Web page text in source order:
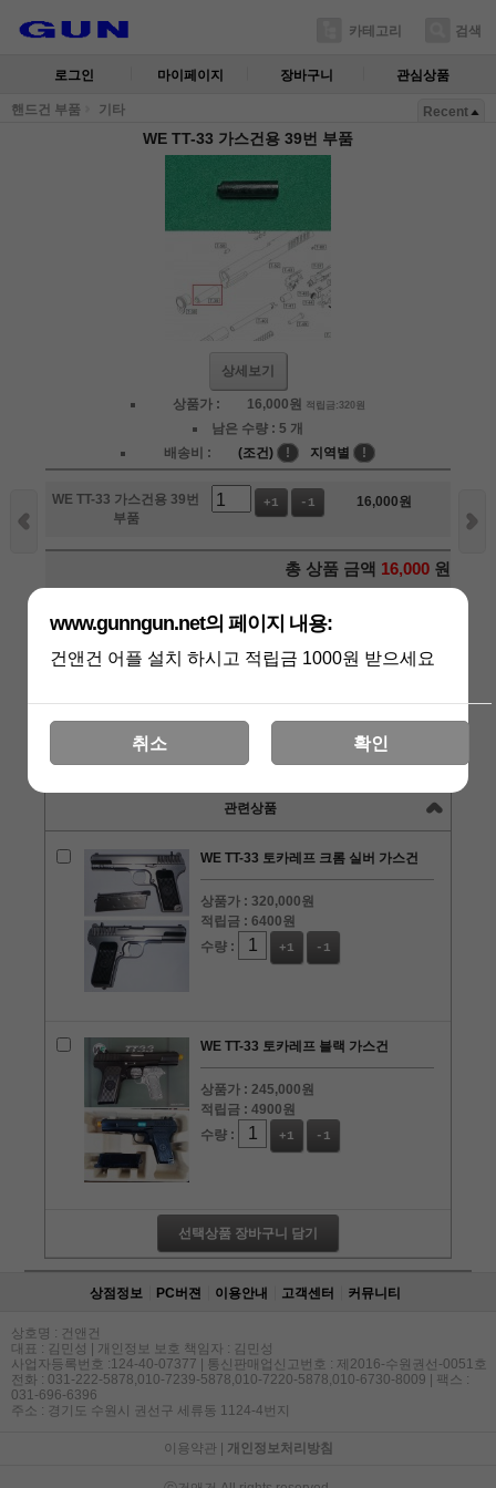
카테고리 검색
로그인 마이페이지 장바구니 관심상품
핸드건 부품 기타 Recent
WE TT-33 가스건용 39번 부품
상세보기
상품가 : 16,000원 적립금:320원
남은 수량 : 5 개
배송비 :
(조건) ! 지역별 !
WE TT-33 가스건용 39번
부품
+1 -1 16,000원
총 상품 금액 16,000 원
구매하기
장바구니 관심상품
상품리뷰[0]
관련상품
WE TT-33 토카레프 크롬 실버 가스건
상품가 :320,000원
적립금 :6400원
수량 :
+1 -1
WE TT-33 토카레프 블랙 가스건
상품가 :245,000원
적립금 :4900원
수량 :
+1 -1
선택상품 장바구니 담기
상점정보 PC버젼 이용안내 고객센터 커뮤니티
상호명 : 건앤건
대표 : 김민성 | 개인정보 보호 책임자 : 김민성
사업자등록번호 :124-40-07377 | 통신판매업신고번호 : 제2016-수원권선-0051호
전화 : 031-222-5878,010-7239-5878,010-7220-5878,010-6730-8009 | 팩스 :
031-696-6396
주소 : 경기도 수원시 권선구 세류동 1124-4번지
이용약관 개인정보처리방침
www.gunngun.net의 페이지 내용:
건앤건 어플 설치 하시고 적립금 1000원 받으세요
취소 확인